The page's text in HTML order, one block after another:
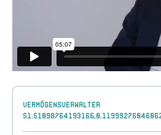
Vermögensverwalter